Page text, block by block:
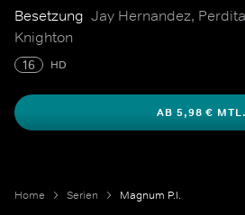
Besetzung Jay Hernandez,
Knighton
16 HD
AB 5,98 € MTL.
Home Serien Magnum P.I.